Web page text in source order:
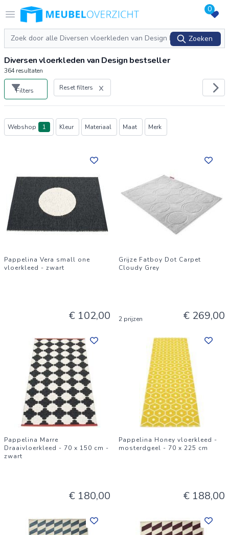
Open menu
Logo Meubeloverzicht.nl 0
Zoeken
Zoeken
Diversen vloerkleden van Design bestseller
364resultaten
Filters Reset filters
Producten
Webshop 1 Kleur Materiaal Maat Merk
Pappelina Vera small one
vloerkleed - zwart
€ 102,00
Grijze Fatboy Dot Carpet
Cloudy Grey
2 prijzen € 269,00
Pappelina Marre
Draaivloerkleed - 70 x 150 cm -
zwart
€ 180,00
Pappelina Honey vloerkleed -
mosterdgeel - 70 x 225 cm
€ 188,00